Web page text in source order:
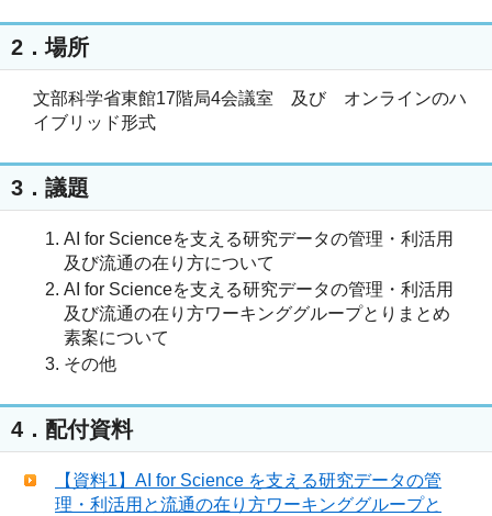
2．場所
文部科学省東館17階局4会議室 及び オンラインのハ
イブリッド形式
3．議題
AI for Scienceを支える研究データの管理・利活用
及び流通の在り方について
AI for Scienceを支える研究データの管理・利活用
及び流通の在り方ワーキンググループとりまとめ
素案について
その他
4．配付資料
【資料1】AI for Science を支える研究データの管
理・利活用と流通の在り方ワーキンググループと